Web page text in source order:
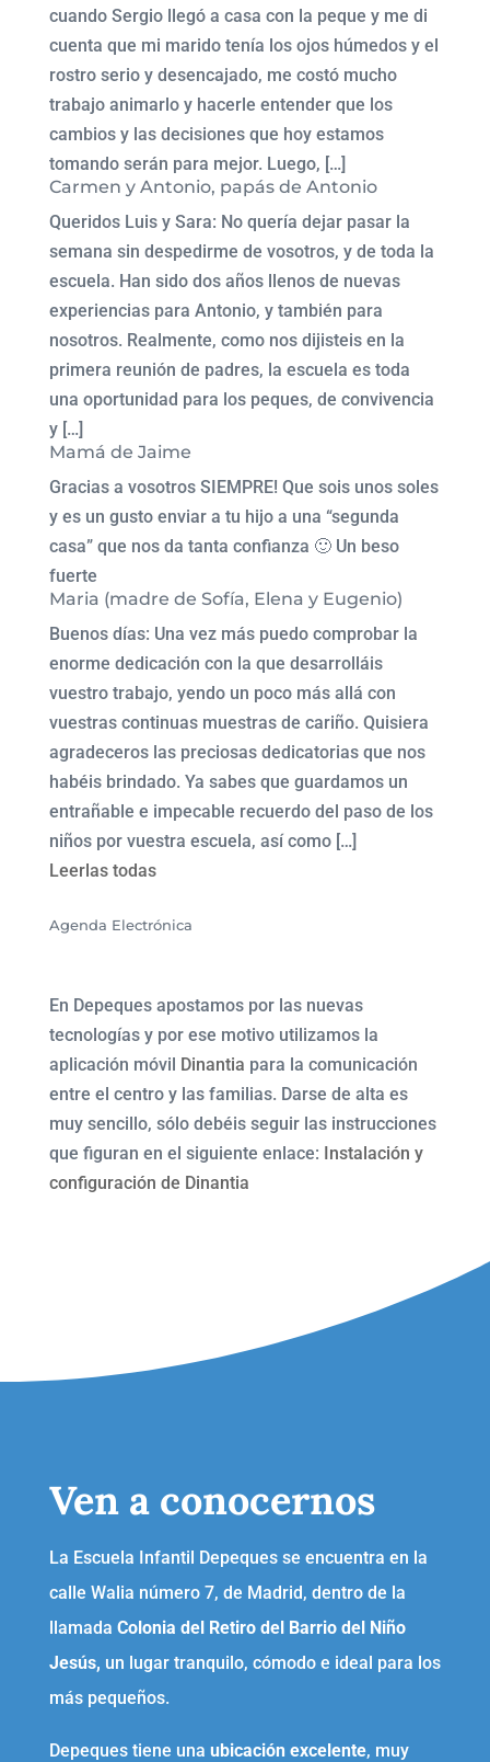
cuando Sergio llegó a casa con la peque y me di
cuenta que mi marido tenía los ojos húmedos y el
rostro serio y desencajado, me costó mucho
trabajo animarlo y hacerle entender que los
cambios y las decisiones que hoy estamos
tomando serán para mejor. Luego, […]
Carmen y Antonio, papás de Antonio
Queridos Luis y Sara: No quería dejar pasar la
semana sin despedirme de vosotros, y de toda la
escuela. Han sido dos años llenos de nuevas
experiencias para Antonio, y también para
nosotros. Realmente, como nos dijisteis en la
primera reunión de padres, la escuela es toda
una oportunidad para los peques, de convivencia
y […]
Mamá de Jaime
Gracias a vosotros SIEMPRE! Que sois unos soles
y es un gusto enviar a tu hijo a una “segunda
casa” que nos da tanta confianza 🙂 Un beso
fuerte
Maria (madre de Sofía, Elena y Eugenio)
Buenos días: Una vez más puedo comprobar la
enorme dedicación con la que desarrolláis
vuestro trabajo, yendo un poco más allá con
vuestras continuas muestras de cariño. Quisiera
agradeceros las preciosas dedicatorias que nos
habéis brindado. Ya sabes que guardamos un
entrañable e impecable recuerdo del paso de los
niños por vuestra escuela, así como […]
Leerlas todas
Agenda Electrónica
En Depeques apostamos por las nuevas
tecnologías y por ese motivo utilizamos la
aplicación móvil Dinantia para la comunicación
entre el centro y las familias. Darse de alta es
muy sencillo, sólo debéis seguir las instrucciones
que figuran en el siguiente enlace: Instalación y
configuración de Dinantia
Ven a conocernos
La Escuela Infantil Depeques se encuentra en la
calle Walia número 7, de Madrid, dentro de la
llamada Colonia del Retiro del Barrio del Niño
Jesús, un lugar tranquilo, cómodo e ideal para los
más pequeños.
Depeques tiene una ubicación excelente, muy